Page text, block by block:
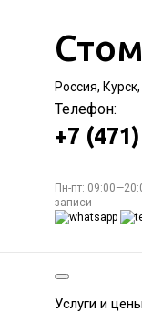
Россия,
Телефон:
+7
Пн-пт:
записи
Услуги и цены